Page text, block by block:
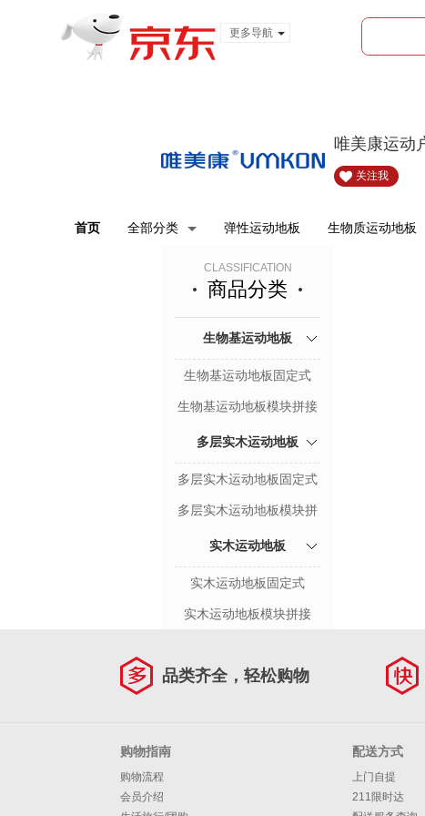
更多导航
唯美康运动
关注我
首页 全部分类 弹性运动地板 生物质运动地板
CLASSIFICATION
商品分类
生物基运动地板
生物基运动地板固定式
生物基运动地板模块拼接
多层实木运动地板
多层实木运动地板固定式
多层实木运动地板模块拼
实木运动地板
实木运动地板固定式
实木运动地板模块拼接
品类齐全，轻松购物
购物指南
购物流程
会员介绍
配送方式
上门自提
211限时达